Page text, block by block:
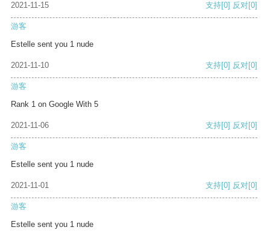
2021-11-15 支持[0] 反对[0]
游客
Estelle sent you 1 nude
2021-11-10 支持[0] 反对[0]
游客
Rank 1 on Google With 5
2021-11-06 支持[0] 反对[0]
游客
Estelle sent you 1 nude
2021-11-01 支持[0] 反对[0]
游客
Estelle sent you 1 nude